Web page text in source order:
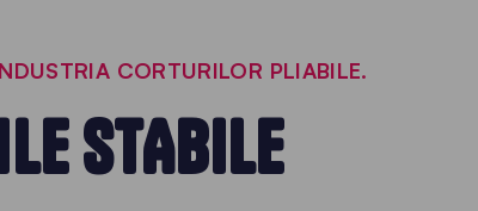
CORTURILOR PLIABILE.
STABILE